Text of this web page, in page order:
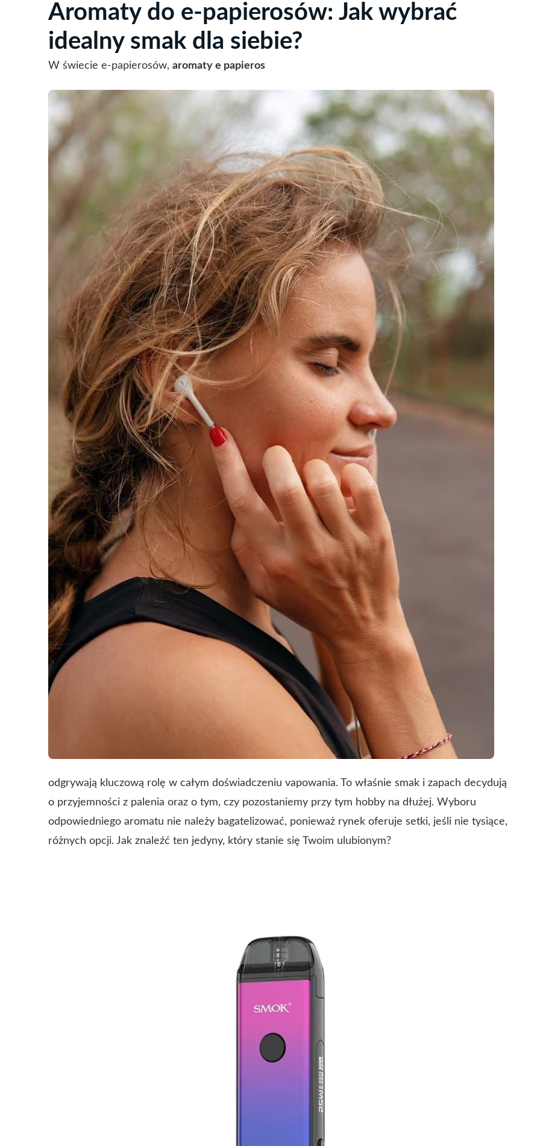
Aromaty do e-papierosów: Jak wybrać
idealny smak dla siebie?
W świecie e-papierosów, aromaty e papieros
odgrywają kluczową rolę w całym doświadczeniu vapowania. To właśnie smak i zapach decydują
o przyjemności z palenia oraz o tym, czy pozostaniemy przy tym hobby na dłużej. Wyboru
odpowiedniego aromatu nie należy bagatelizować, ponieważ rynek oferuje setki, jeśli nie tysiące,
różnych opcji. Jak znaleźć ten jedyny, który stanie się Twoim ulubionym?